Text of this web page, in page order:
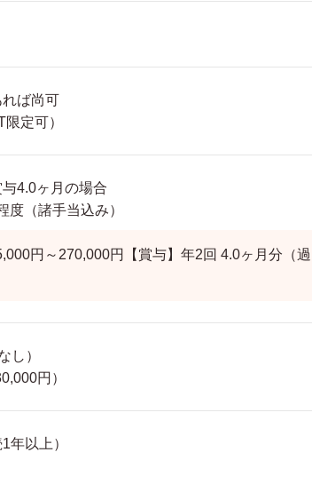
ば尚可
定可）
4.0ヶ月の場合
度（諸手当込み）
円～270,000円【賞与】年2回 4.0ヶ月分（過
し）
円）
年以上）